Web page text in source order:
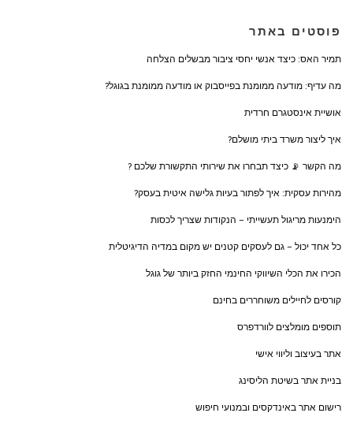
פוסטים באתר
תמיר האס: כיצד אנשי יחסי ציבור מבשלים הצלחה
מה עדיף: מודעה ממומנת בפייסבוק או מודעה ממומנת בגוגל?
אושיית אינסטגרם חרדית
איך ליצור משרד ביתי מושלם?
מה הקשר 📡 כיצד תבחרו את שירותי התקשורת שלכם ?
מהירות עסקית: איך לפתור בעיות גלישה איטית בעסק?
הימנעות מריגול תעשייתי – הנקודות שצריך לכסות
כל אחד יכול – גם לעסקים קטנים יש מקום במדיה הדיגיטלית
הכירו את הכלי השיווקי החינמי החזק ביותר של גוגל
קורסים לחיילים משוחררים בחינם
תוספים מומלצים לוורדפרס
אתר בעיצוב וליווי אישי
בניית אתר בשיטת הליסינג
רישום אתר באינדקסים ובמנועי חיפוש